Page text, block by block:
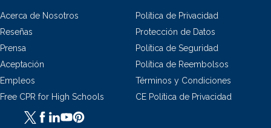
Acerca de Nosotros
Reseñas
Prensa
Aceptación
Empleos
Free CPR for High Schools
Política de Privacidad
Protección de Datos
Política de Seguridad
Política de Reembolsos
Términos y Condiciones
CE Política de Privacidad